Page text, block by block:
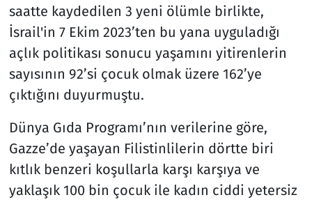
saatte kaydedilen 3 yeni ölümle birlikte,
İsrail'in 7 Ekim 2023’ten bu yana uyguladığı
açlık politikası sonucu yaşamını yitirenlerin
sayısının 92’si çocuk olmak üzere 162’ye
çıktığını duyurmuştu.
Dünya Gıda Programı’nın verilerine göre,
Gazze’de yaşayan Filistinlilerin dörtte biri
kıtlık benzeri koşullarla karşı karşıya ve
yaklaşık 100 bin çocuk ile kadın ciddi yetersiz